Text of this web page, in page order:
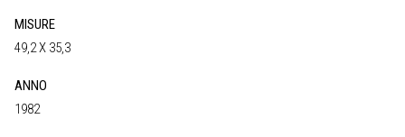
MISURE
49,2 X 35,3
ANNO
1982